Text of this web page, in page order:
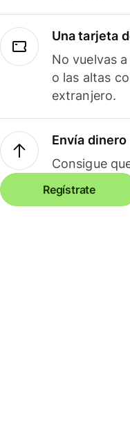
Una tarjeta
No vuelvas
o las altas
extranjero.
Envía
Consigue
Regístrate